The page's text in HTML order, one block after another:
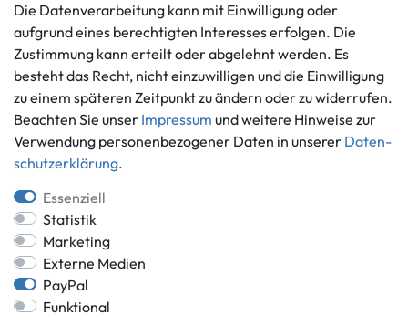
Vertrag widerrufen
Informationen
Ankauf
Über uns
Häufig gestellte Fragen
Zahlung und Versand
Batterieentsorgung
Zahlungsmöglichkeiten
*Alle Preise inkl. gesetzlicher MwSt.,
Die Datenverarbeitung kann mit Einwilligung oder
aufgrund eines berechtigten Interesses erfolgen. Die
Zustimmung kann erteilt oder abgelehnt werden. Es
besteht das Recht, nicht einzuwilligen und die Einwilligung
zu einem späteren Zeitpunkt zu ändern oder zu widerrufen.
Beachten Sie unser Impressum und weitere Hinweise zur
Verwendung personenbezogener Daten in unserer Daten­
schutz­erklärung.
Essenziell
Statistik
Marketing
Externe Medien
PayPal
Funktional